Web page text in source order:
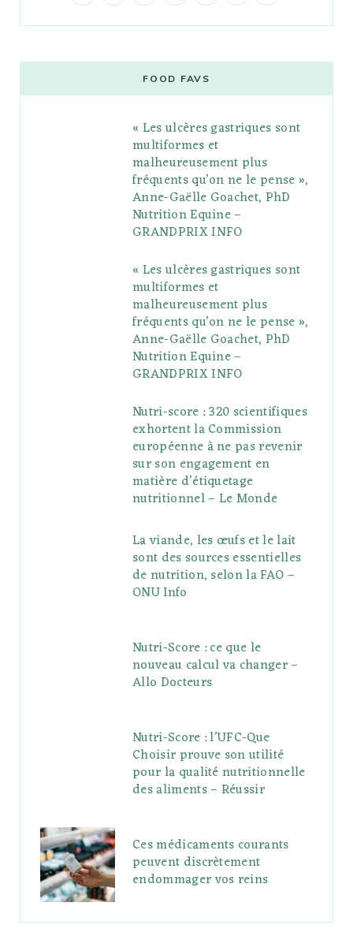
b
t
g
l
e
P
l
s
t
a
g
r
a
m
e
r
e
s
o
l
r
FOOD FAVS
« Les ulcères gastriques sont
multiformes et
malheureusement plus
fréquents qu’on ne le pense »,
Anne-Gaëlle Goachet, PhD
Nutrition Equine –
GRANDPRIX INFO
« Les ulcères gastriques sont
multiformes et
malheureusement plus
fréquents qu’on ne le pense »,
Anne-Gaëlle Goachet, PhD
Nutrition Equine –
GRANDPRIX INFO
Nutri-score : 320 scientifiques
exhortent la Commission
européenne à ne pas revenir
sur son engagement en
matière d’étiquetage
nutritionnel – Le Monde
La viande, les œufs et le lait
sont des sources essentielles
de nutrition, selon la FAO –
ONU Info
Nutri-Score : ce que le
nouveau calcul va changer –
Allo Docteurs
Nutri-Score : l’UFC-Que
Choisir prouve son utilité
pour la qualité nutritionnelle
des aliments – Réussir
Ces médicaments courants
peuvent discrètement
endommager vos reins